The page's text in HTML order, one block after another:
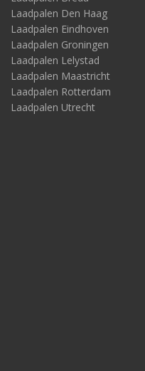
Laadpalen Den Haag
Laadpalen Eindhoven
Laadpalen Groningen
Laadpalen Lelystad
Laadpalen Maastricht
Laadpalen Rotterdam
Laadpalen Utrecht